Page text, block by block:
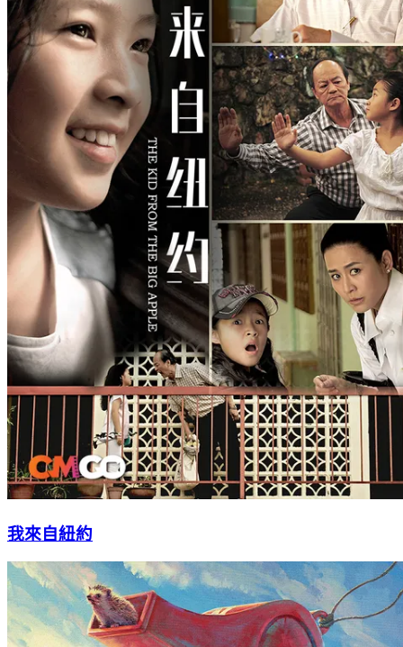
我來自紐約